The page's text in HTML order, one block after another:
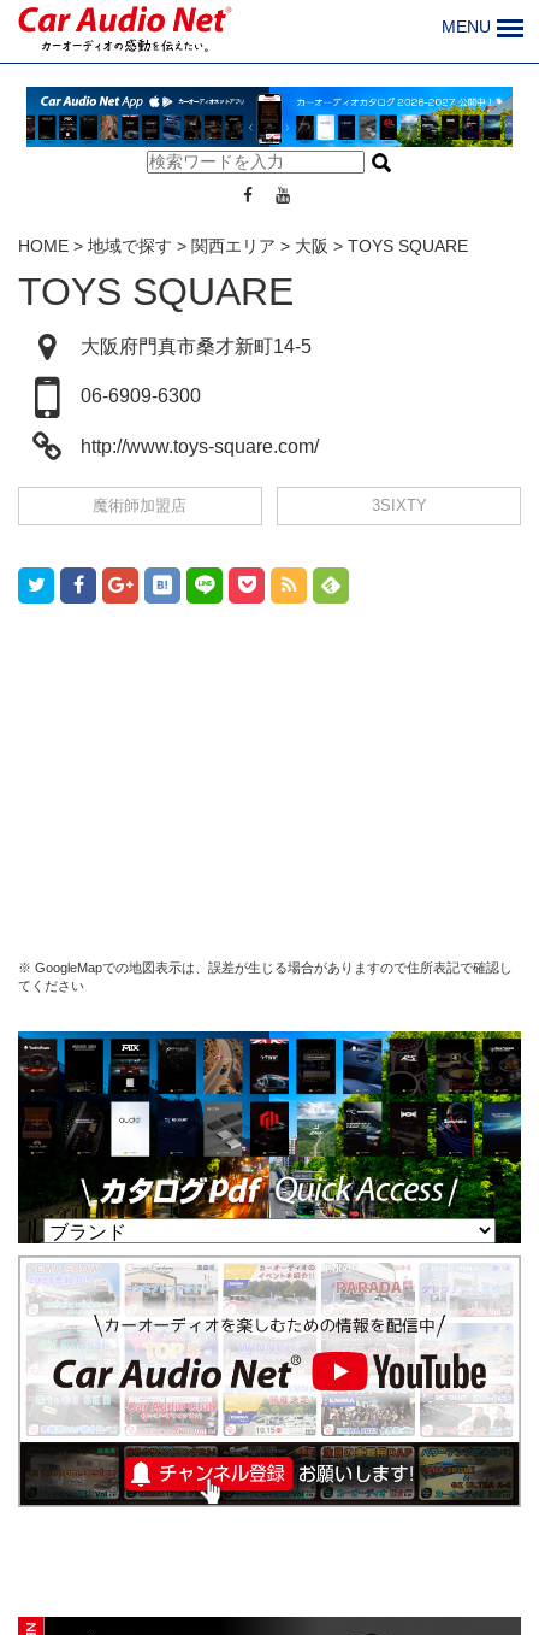
MENU
HOME > 地域で探す > 関西エリア > 大阪 > TOYS SQUARE
TOYS SQUARE
大阪府門真市桑才新町14-5
06-6909-6300
http://www.toys-square.com/
魔術師加盟店 3SIXTY
※ GoogleMapでの地図表示は、誤差が生じる場合がありますので住所表記で確認し
てください